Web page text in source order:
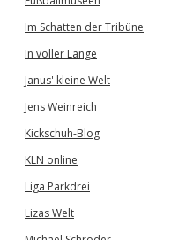
Im Schatten der Tribüne
In voller Länge
Janus' kleine Welt
Jens Weinreich
Kickschuh-Blog
KLN online
Liga Parkdrei
Lizas Welt